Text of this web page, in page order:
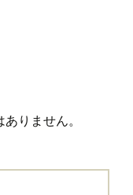
りません。